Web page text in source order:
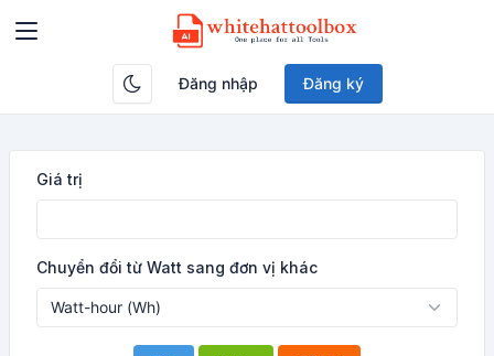
Đăng nhập Đăng ký
Giá trị
Chuyển đổi từ Watt sang đơn vị khác